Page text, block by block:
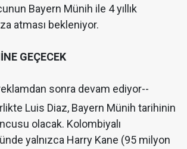
Bayern Münih ile 4 yıllık
atması bekleniyor.
GEÇECEK
sonra devam ediyor--
Luis Diaz, Bayern Münih tarihinin
olacak. Kolombiyalı
yalnızca Harry Kane (95 milyon